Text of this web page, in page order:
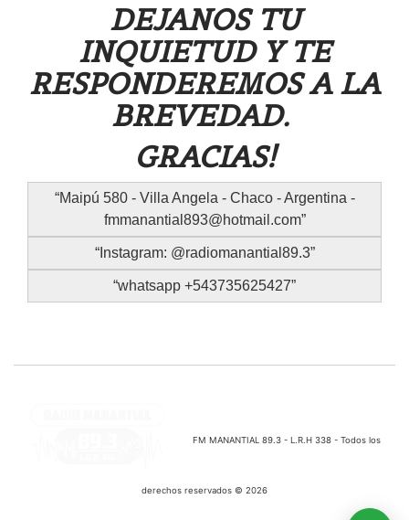
DEJANOS TU
INQUIETUD Y TE
RESPONDEREMOS A LA
BREVEDAD.
GRACIAS!
Maipú 580 - Villa Angela - Chaco - Argentina -
fmmanantial893@hotmail.com
Instagram: @radiomanantial89.3
whatsapp +543735625427
FM MANANTIAL 89.3 - L.R.H 338 - Todos los
derechos reservados © 2026